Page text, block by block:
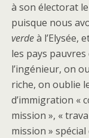
à son électorat
puisque nous
verdeà l’Elysée,
les pays
l’ingénieur, on
riche, on oublie
d’immigration «
mission », «
mission »